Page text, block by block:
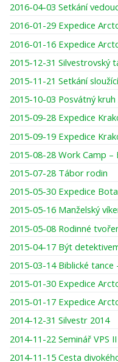
2016-04-03 Setkání
2016-01-29 Expedice
2016-01-16 Expedice
2015-12-31 Silvestrovský
2015-11-21 Setkání
2015-10-03 Posvátný
2015-09-28 Expedice
2015-09-19 Expedice
2015-08-28 Work Camp –
2015-07-28 Tábor rodin
2015-05-30 Expedice
2015-05-16 Manželský
2015-05-08 Rodinné
2015-04-17 Být
2015-03-14 Biblické tance
2015-01-30 Expedice
2015-01-17 Expedice
2014-12-31 Silvestr 2014
2014-11-22 Seminář VPS
2014-11-15 Cesta